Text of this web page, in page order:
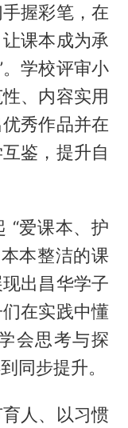
握彩笔，在
课本成为承
学校评审小
、内容实用
秀作品并在
鉴，提升自
“爱课本、护
本整洁的课
出昌华学子
在实践中懂
会思考与探
同步提升。
人、以习惯